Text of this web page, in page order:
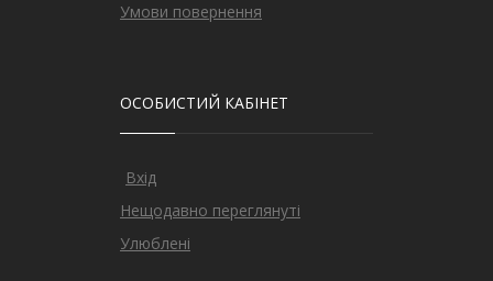
Умови повернення
ОСОБИСТИЙ КАБІНЕТ
Вхід
Нещодавно переглянуті
Улюблені